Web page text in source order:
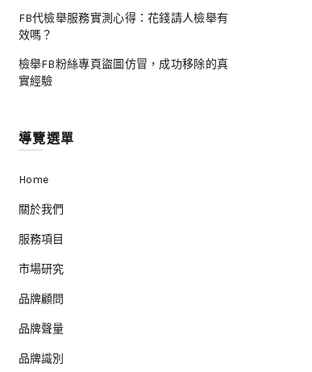
FB代檢舉服務實測心得：花錢請人檢舉有
效嗎？
檢舉FB粉絲專頁盜圖仿冒，成功移除的真
實經驗
導覽選單
Home
關於我們
服務項目
市場研究
品牌顧問
品牌聲量
品牌識別